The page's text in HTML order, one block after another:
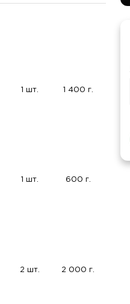
1 шт. 1 400 г.
1 шт. 600 г.
2 шт. 2 000 г.